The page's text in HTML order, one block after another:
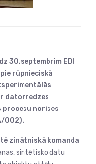
30.septembrim EDI
rūpnieciskā
datorredzes
norises
002).
zinātniskā komanda
sintētisko datu